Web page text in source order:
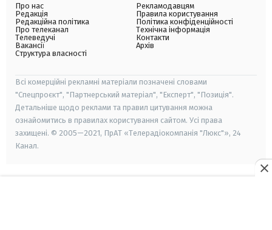
Про нас
Редакція
Редакційна політика
Про телеканал
Телеведучі
Вакансії
Структура власності
Рекламодавцям
Правила користування
Політика конфіденційності
Технічна інформація
Контакти
Архів
Всі комерційні рекламні матеріали позначені словами
"Спецпроєкт", "Партнерський матеріал", "Експерт", "Позиція".
Детальніше щодо реклами та правил цитування можна
ознайомитись в правилах користування сайтом. Усі права
захищені. © 2005—2021, ПрАТ «Телерадіокомпанія "Люкс"», 24
Канал.